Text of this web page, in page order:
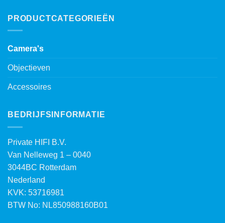
PRODUCTCATEGORIEËN
Camera's
Objectieven
Accessoires
BEDRIJFSINFORMATIE
Private HIFI B.V.
Van Nelleweg 1 – 0040
3044BC Rotterdam
Nederland
KVK: 53716981
BTW No: NL850988160B01